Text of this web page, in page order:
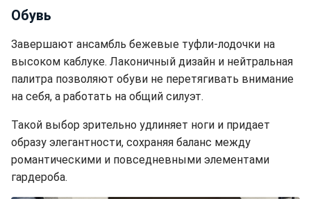
Обувь
Завершают ансамбль бежевые туфли-лодочки на
высоком каблуке. Лаконичный дизайн и нейтральная
палитра позволяют обуви не перетягивать внимание
на себя, а работать на общий силуэт.
Такой выбор зрительно удлиняет ноги и придает
образу элегантности, сохраняя баланс между
романтическими и повседневными элементами
гардероба.